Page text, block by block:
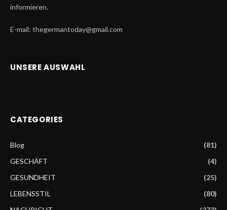
informieren.
E-mail: thegermantoday@gmail.com
UNSERE AUSWAHL
CATEGORIES
Blog
(81)
GESCHÄFT
(4)
GESUNDHEIT
(25)
LEBENSSTIL
(80)